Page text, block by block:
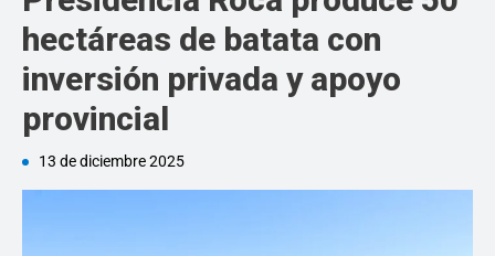
hectáreas de batata con
inversión privada y apoyo
provincial
13 de diciembre 2025